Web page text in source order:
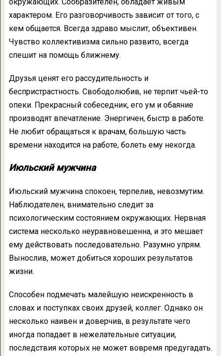
характером. Его разговорчивость зависит от того, с
кем общается. Всегда здраво мыслит, объективен.
Чувство коллективизма сильно развито, всегда
спешит на помощь ближнему.
Друзья ценят его рассудительность и
беспристрастность. Свободолюбив, не терпит чьей-то
опеки. Прекрасный собеседник, его ум и обаяние
производят впечатление. Энергичен, быстр в работе.
Не любит обращаться к врачам, большую часть
времени находится на работе, болеть ему некогда.
Июльский мужчина
Июльский мужчина спокоен, терпелив, невозмутим.
Наблюдателен, внимательно следит за
психологическим состоянием окружающих. Нервная
система несколько неуравновешенна, и это мешает
ему действовать последовательно. Разумно упрям.
Вынослив, может добиться хороших результатов
жизни.
Способен подмечать малейшую неискренность в
словах и поступках своих друзей, коллег. Однако он
несколько наивен и доверчив, в результате чего
иногда попадает в нежелательные ситуации,
последствия которых не может вовремя предугадать.